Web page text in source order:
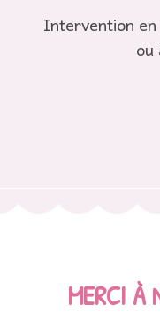
Intervention
MERCI À